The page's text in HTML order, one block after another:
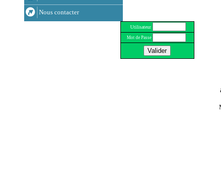
Nous contacter
Utilisateur
Mot de Passe